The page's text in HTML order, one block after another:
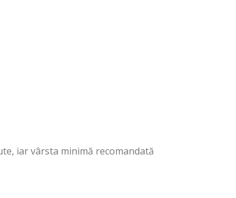
iar vârsta minimă recomandată